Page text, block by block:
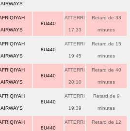
AIRWAYS
AIRWAYS
8U440
ATTERRI
17:33
Retard de 33
minutes
AIRWAYS
8U440
ATTERRI
19:45
Retard de 15
minutes
AIRWAYS
8U440
ATTERRI
20:10
Retard de 40
minutes
AIRWAYS
8U440
ATTERRI
19:39
Retard de 9
minutes
8U440
ATTERRI Retard de 12